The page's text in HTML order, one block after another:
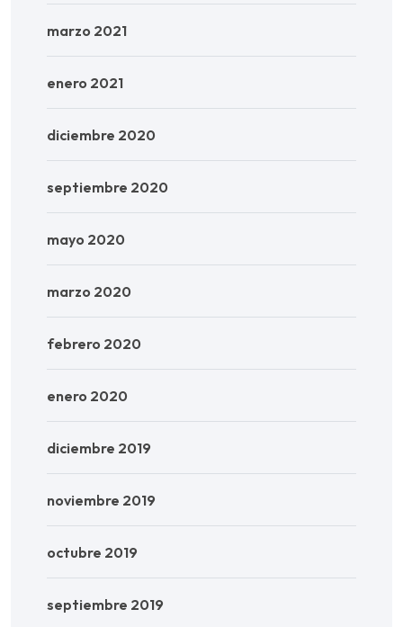
marzo 2021
enero 2021
diciembre 2020
septiembre 2020
mayo 2020
marzo 2020
febrero 2020
enero 2020
diciembre 2019
noviembre 2019
octubre 2019
septiembre 2019